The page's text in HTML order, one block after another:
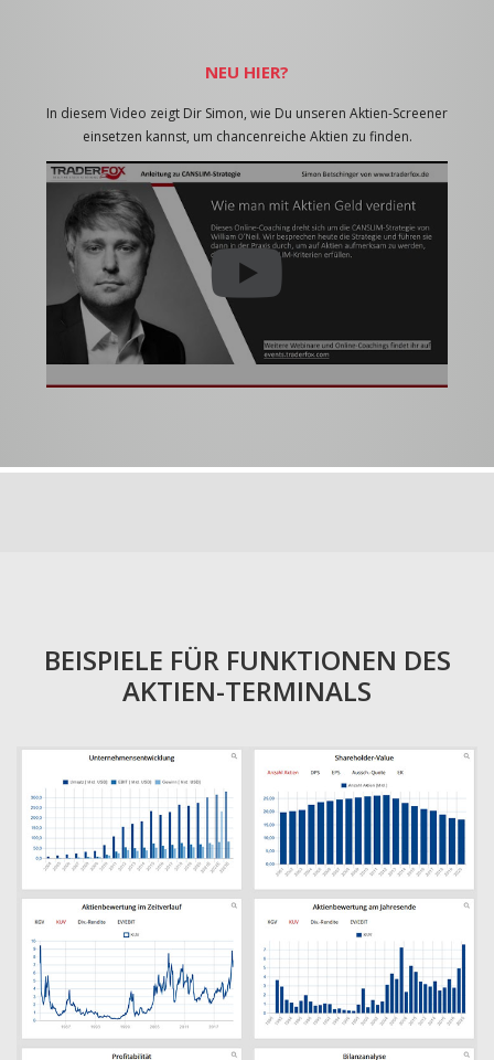
NEU HIER?
In diesem Video zeigt Dir Simon, wie Du unseren Aktien-Screener
einsetzen kannst, um chancenreiche Aktien zu finden.
BEISPIELE FÜR FUNKTIONEN DES
AKTIEN-TERMINALS